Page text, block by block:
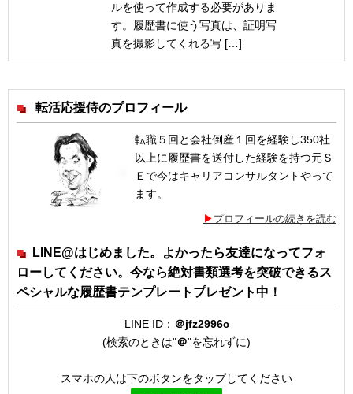
ルを使って作成する必要がありま
す。履歴書に使う写真は、証明写
真を撮影してくれる写 […]
転活応援侍のプロフィール
転職５回と会社倒産１回を経験し350社
以上に履歴書を送付した経験を持つ元Ｓ
Ｅで今はキャリアコンサルタントやって
ます。
プロフィールの続きを読む
LINE@はじめました。よかったら友達になってフォ
ローしてください。今なら絶対書類選考を突破できるス
ペシャルな履歴書テンプレートプレゼント中！
LINE ID： ＠jfz2996c
(検索のときは"＠"を忘れずに)
スマホの人は下のボタンをタップしてください